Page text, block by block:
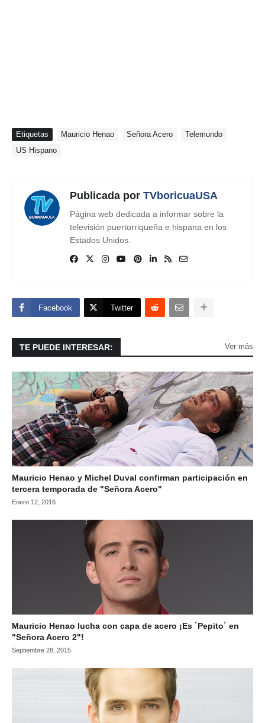
Etiquetas Mauricio Henao Señora Acero
Telemundo
US Hispano
Publicada por TVboricuaUSA
Página web dedicada a informar sobre la
televisión puertorriqueña e hispana en los
Estados Unidos.
Facebook Twitter
TE PUEDE INTERESAR: Ver más
Mauricio Henao y Michel Duval confirman participación en
tercera temporada de "Señora Acero"
Enero 12, 2016
Mauricio Henao lucha con capa de acero ¡Es ´Pepito´ en
"Señora Acero 2"!
Septiembre 28, 2015